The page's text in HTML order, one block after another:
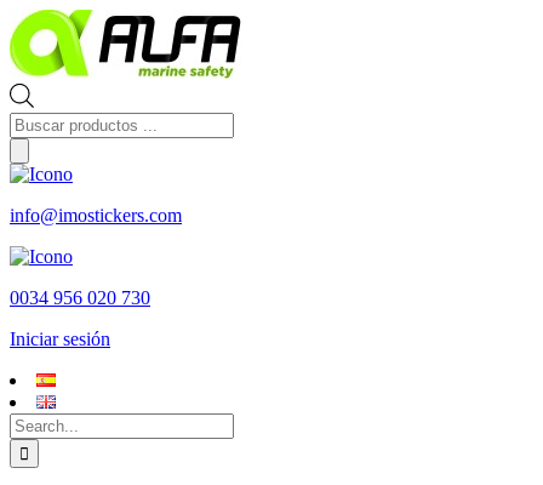
Skip
to
content
Búsqueda
de
productos
info@imostickers.com
0034 956 020 730
Iniciar sesión
Search
for: